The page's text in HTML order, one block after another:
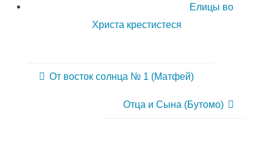
Елицы во
Христа крестистеся
От восток солнца № 1 (Матфей)
Отца и Сына (Бутомо)